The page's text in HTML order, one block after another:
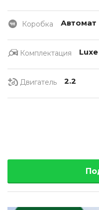
Коробка Автомат
Комплектация Luxe
Двигатель 2.2